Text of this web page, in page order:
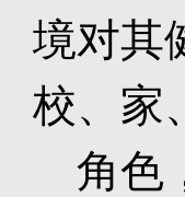
境对其
校、家
角色